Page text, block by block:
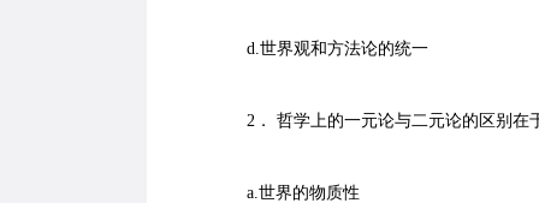
d.世界观和方法论的统一
2． 哲学上的一元论与二元论的区别在
a.世界的物质性